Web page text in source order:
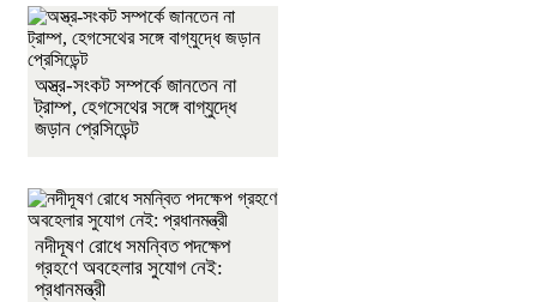
অস্ত্র-সংকট সম্পর্কে জানতেন না
ট্রাম্প, হেগসেথের সঙ্গে বাগ্‌যুদ্ধে
জড়ান প্রেসিডেন্ট
নদীদূষণ রোধে সমন্বিত পদক্ষেপ
গ্রহণে অবহেলার সুযোগ নেই:
প্রধানমন্ত্রী